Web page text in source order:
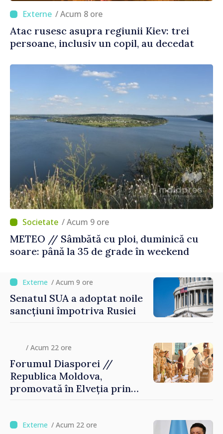
/ Acum 8 ore
Atac rusesc asupra regiunii Kiev: trei
persoane, inclusiv un copil, au decedat
/ Acum 9 ore
METEO // Sâmbătă cu ploi, duminică cu
soare: până la 35 de grade în weekend
/ Acum 9 ore
Senatul SUA a adoptat noile
sancțiuni împotriva Rusiei
/ Acum 22 ore
Forumul Diasporei //
Republica Moldova,
promovată în Elveția prin
/ Acum 22 ore